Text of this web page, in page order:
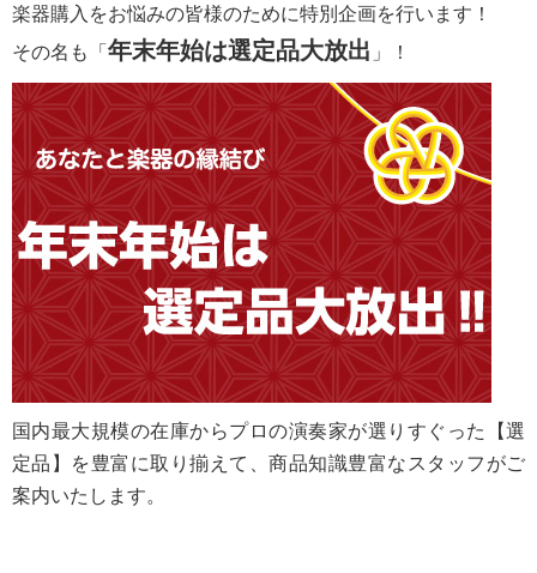
楽器購入をお悩みの皆様のために特別企画を行います！
その名も「年末年始は選定品大放出 」！
国内最大規模の在庫からプロの演奏家が選りすぐった【選
定品】を豊富に取り揃えて、商品知識豊富なスタッフがご
案内いたします。